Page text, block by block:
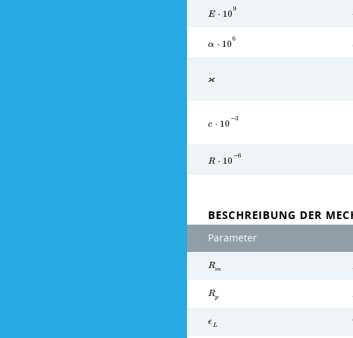
E ⋅ 10
9
α ⋅ 10
6
ϰ
c ⋅ 10
−3
R ⋅ 10
−6
BESCHREIBUNG DER
Parameter
Rm
Rp
ϵ L